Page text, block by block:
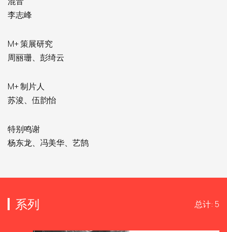
李志峰
M+ 策展研究
周丽珊、彭绮云
M+ 制片人
苏浚、伍韵怡
特别鸣谢
杨东龙、冯美华、艺鹄
系列 总计: 5